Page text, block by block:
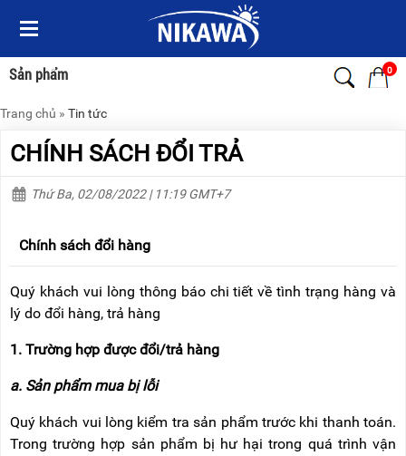
Sản phẩm 0
Menu
Sản
phẩm
TRANG
THANG
NHÔM
ĐẨY
HÀNG
BỘ
DÂY
THOÁT
TỰ
NÂNG
TAY
Menu
Sản
phẩm
TRANG
THANG
NHÔM
NHÔM
RÚT
THANG
NHÔM
GIA
NHÔM
(THANG
RÚT
LỒNG)
Trang chủ » Tin tức
CHÍNH SÁCH ĐỔI TRẢ
Thứ Ba, 02/08/2022 | 11:19 GMT+7
Chính sách đổi hàng
Quý khách vui lòng thông báo chi tiết về tình trạng hàng và
lý do đổi hàng, trả hàng
1. Trường hợp được đổi/trả hàng
a. Sản phẩm mua bị lỗi
Quý khách vui lòng kiểm tra sản phẩm trước khi thanh toán.
Trong trường hợp sản phẩm bị hư hại trong quá trình vận